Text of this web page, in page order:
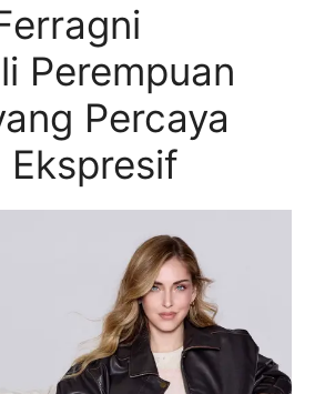
Perempuan
Percaya
Ekspresif